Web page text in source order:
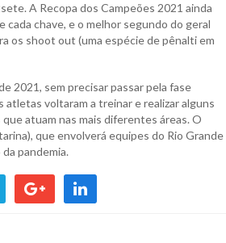
A Recopa dos Campeões 2021 ainda
chave, e o melhor segundo do geral
os shoot out (uma espécie de pênalti em
2021, sem precisar passar pela fase
atletas voltaram a treinar e realizar alguns
atuam nas mais diferentes áreas. O
que envolverá equipes do Rio Grande
pandemia.